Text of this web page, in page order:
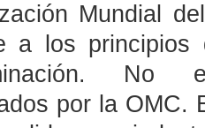
Mundial
a los principios
No
por la OMC.